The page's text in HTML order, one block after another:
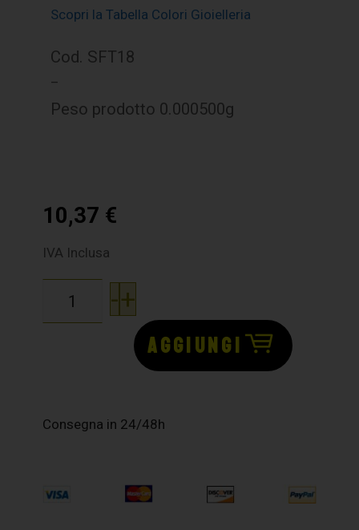
Scopri la Tabella Colori Gioielleria
Cod. SFT18
–
Peso prodotto 0.000500g
10,37 €
IVA Inclusa
-+
AGGIUNGI
Consegna in 24/48h